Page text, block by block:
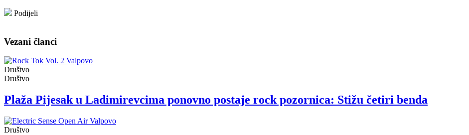
Podijeli
Vezani članci
Društvo
Društvo
Plaža Pijesak u Ladimirevcima ponovno postaje rock pozornica: Stižu četiri benda
Društvo